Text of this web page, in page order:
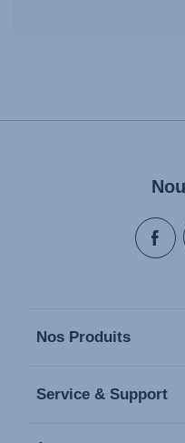
Nos Produits
Service & Support